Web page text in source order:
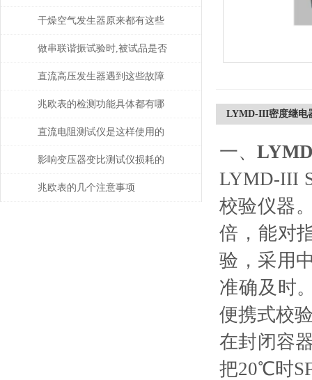
理与应用
干燥空气发生器原来都有这些
性能和特点
做串联谐振试验时,被试品是否
被击穿该如何判断？
直流高压发生器遇到这些故障
该如何处理？
兆欧表的检测功能具体都有哪
些？
直流电阻测试仪是这样使用的
吗？
影响变压器变比测试仪损耗的
主要因素是什么？
兆欧表的几个注意事项
LYMD-III密度继电
一、
LYMD-III
校验仪器
倍，能对
验，采用
准确及时
便携式校
在封闭容
把20℃时